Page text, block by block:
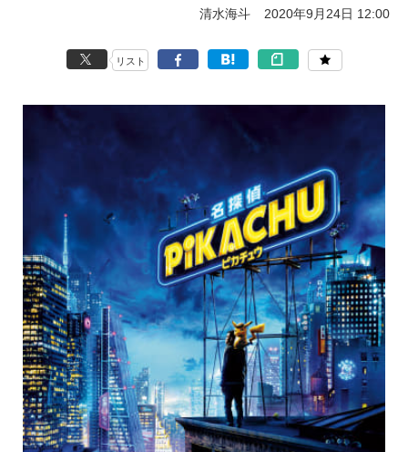
清水海斗 2020年9月24日 12:00
リスト